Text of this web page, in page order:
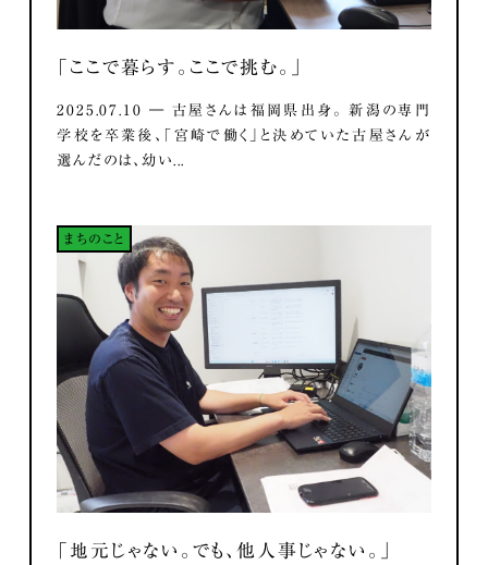
「ここで暮らす。ここで挑む。」
2025.07.10 ― 古屋さんは福岡県出身。 新潟の専門
学校を卒業後、「宮崎で働く」と決めていた古屋さんが
選んだのは、幼い...
まちのこと
「地元じゃない。でも、他人事じゃない。」